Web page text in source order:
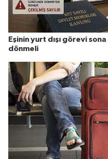
Eşinin yurt dışı görevi
dönmeli